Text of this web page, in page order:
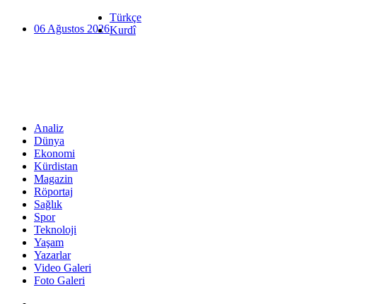
06 Ağustos 2026
Türkçe
Kurdî
Analiz
Dünya
Ekonomi
Kürdistan
Magazin
Röportaj
Sağlık
Spor
Teknoloji
Yaşam
Yazarlar
Video Galeri
Foto Galeri